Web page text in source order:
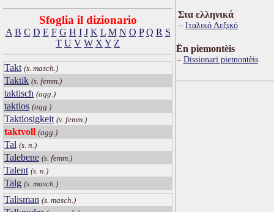
Sfoglia il dizionario
A B C D E F G H I J K L M N O P Q R S
T U V W X Y Z
Takt (s. masch.)
Taktik (s. femm.)
taktisch (agg.)
taktlos (agg.)
Taktlosigkeit (s. femm.)
taktvoll (agg.)
Tal (s. n.)
Talebene (s. femm.)
Talent (s. n.)
Talg (s. masch.)
Talisman (s. masch.)
Στα ελληνικά
Ιταλικό Λεξικό
Ën piemontèis
Dissionari piemontèis